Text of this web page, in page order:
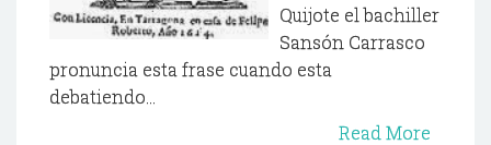
Quijote el bachiller
Sansón Carrasco
pronuncia esta frase cuando esta
debatiendo...
Read More